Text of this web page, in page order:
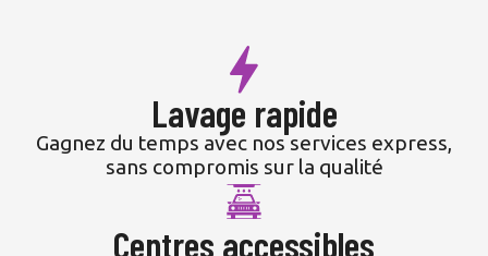
Lavage rapide
Gagnez du temps avec nos services express,
sans compromis sur la qualité
Centres accessibles